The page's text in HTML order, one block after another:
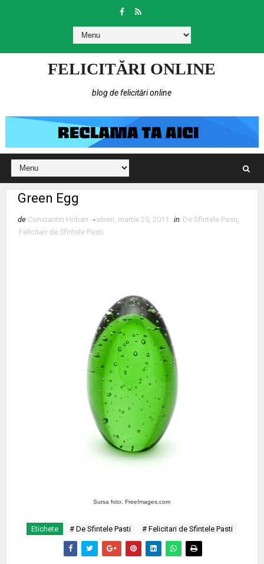
FELICITĂRI ONLINE
blog de felicitări online
Green Egg
de Constantin Hriban - vineri, martie 25, 2011 in De Sfintele Pasti,
Felicitari de Sfintele Pasti
Sursa foto: FreeImages.com
Etichete # De Sfintele Pasti # Felicitari de Sfintele Pasti